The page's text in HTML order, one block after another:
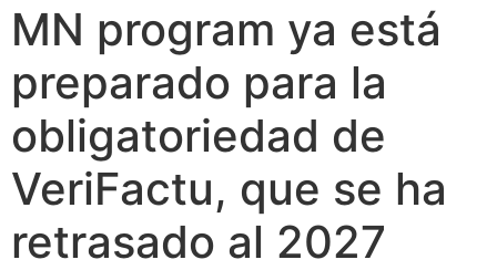
MN program ya está
preparado para la
obligatoriedad de
VeriFactu, que se ha
retrasado al 2027